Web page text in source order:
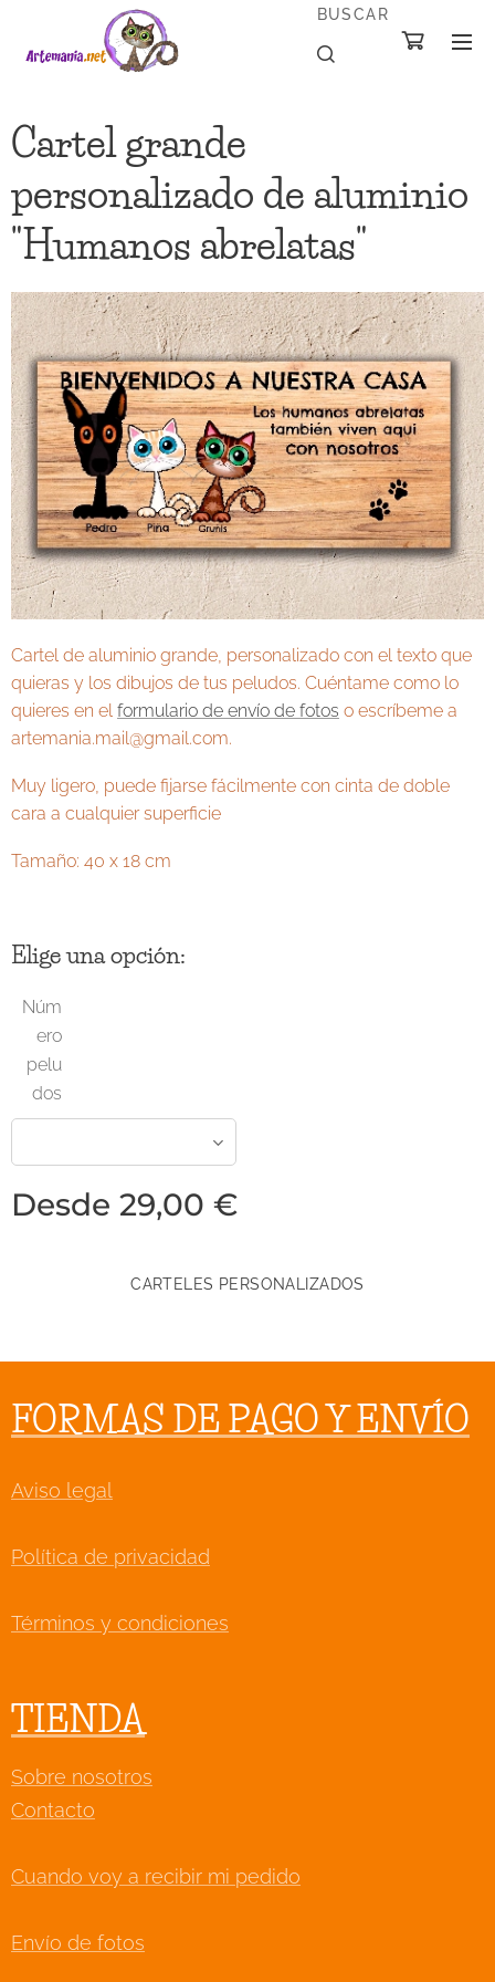
BUSCAR
Cartel grande
personalizado de aluminio
"Humanos abrelatas"
Cartel de aluminio grande, personalizado con el texto que
quieras y los dibujos de tus peludos. Cuéntame como lo
quieres en el formulario de envío de fotos o escríbeme a
artemania.mail@gmail.com.
Muy ligero, puede fijarse fácilmente con cinta de doble
cara a cualquier superficie
Tamaño: 40 x 18 cm
Elige una opción:
Núm
ero
pelu
dos
Desde 29,00 €
CARTELES PERSONALIZADOS
FORMAS DE PAGO Y ENVÍO
Aviso legal
Política de privacidad
Términos y condiciones
TIENDA
Sobre nosotros
Contacto
Cuando voy a recibir mi pedido
Envío de fotos